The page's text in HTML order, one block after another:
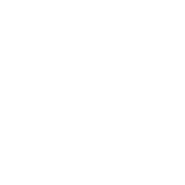
登网
-重庆爱问